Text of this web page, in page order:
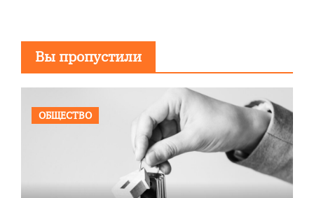
Вы пропустили
ОБЩЕСТВО